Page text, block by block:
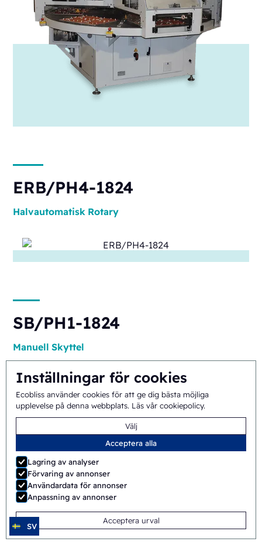
Inställningar för cookies
Ecobliss använder cookies för att ge dig bästa möjliga
upplevelse på denna webbplats. Läs vår cookiepolicy.
Välj
Acceptera alla
Lagring av analyser
Förvaring av annonser
Användardata för annonser
Anpassning av annonser
Acceptera urval
ERB/PH4-1824
Halvautomatisk Rotary
SB/PH1-1824
Manuell Skyttel
ERB/PH4-1418
Halvautomatisk Rotary
SV